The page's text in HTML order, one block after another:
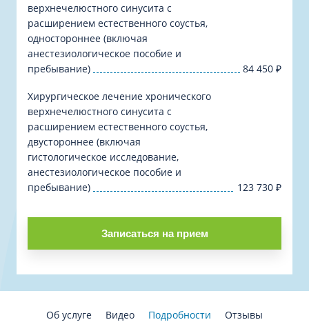
верхнечелюстного синусита с
расширением естественного соустья,
одностороннее (включая
анестезиологическое пособие и
пребывание)
84 450 ₽
Хирургическое лечение хронического
верхнечелюстного синусита с
расширением естественного соустья,
двустороннее (включая
гистологическое исследование,
анестезиологическое пособие и
пребывание)
123 730 ₽
Записаться на прием
Об услуге Видео Подробности
Отзывы